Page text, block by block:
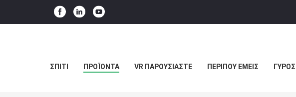
ΣΠΊΤΙ ΠΡΟΪΌΝΤΑ VR ΠΑΡΟΥΣΙΆΣΤΕ ΠΕΡΊΠΟΥ ΕΜΕΊΣ